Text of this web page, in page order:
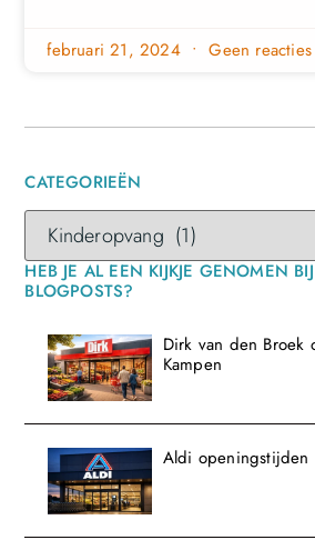
februari 21, 2024 Geen reacties
CATEGORIEËN
HEB JE AL EEN KIJKJE GENOMEN
BLOGPOSTS?
Dirk van den Broek
Kampen
Aldi openingstijden